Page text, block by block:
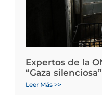
Expertos de la
“Gaza
Leer Más >>